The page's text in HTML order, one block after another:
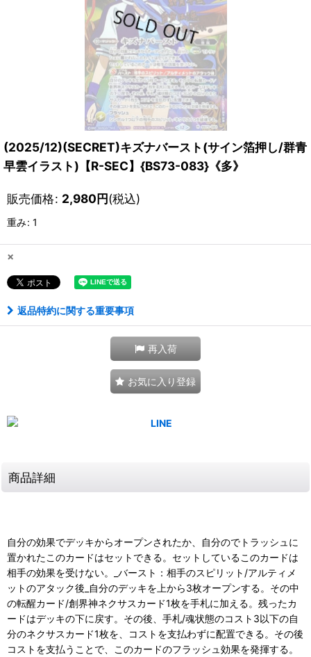
(2025/12)(SECRET)キズナバースト(サイン箔押し/群青
早雲イラスト)【R-SEC】{BS73-083}《多》
販売価格: 2,980円(税込)
重み: 1
×
返品特約に関する重要事項
再入荷
お気に入り登録
商品詳細
自分の効果でデッキからオープンされたか、自分のでトラッシュに
置かれたこのカードはセットできる。セットしているこのカードは
相手の効果を受けない。_バースト：相手のスピリット/アルティメ
ットのアタック後_自分のデッキを上から3枚オープンする。その中
の転醒カード/創界神ネクサスカード1枚を手札に加える。残ったカ
ードはデッキの下に戻す。その後、手札/魂状態のコスト3以下の自
分のネクサスカード1枚を、コストを支払わずに配置できる。その後
コストを支払うことで、このカードのフラッシュ効果を発揮する。